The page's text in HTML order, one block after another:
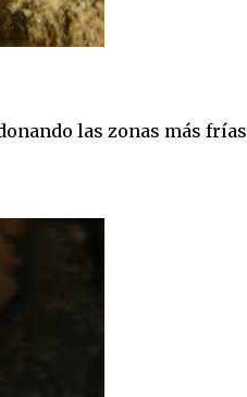
las zonas más